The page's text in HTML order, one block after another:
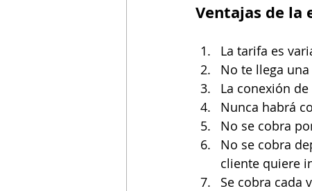
Ventajas de la
La tarifa es
No te llega
La conexión
Nunca habrá
No se cobra
No se cobra
cliente quiere
Se cobra cada